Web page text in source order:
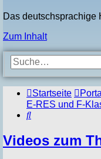
Das deutschsprachige
Zum Inhalt
Startseite
E-RES und F-
Suche
Videos zum